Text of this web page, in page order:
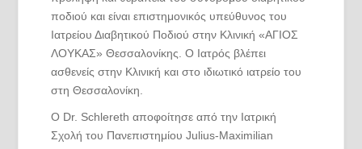
ποδιού και είναι επιστημονικός υπεύθυνος του
Ιατρείου Διαβητικού Ποδιού στην Κλινική «ΑΓΙΟΣ
ΛΟΥΚΑΣ» Θεσσαλονίκης. Ο Ιατρός βλέπει
ασθενείς στην Κλινική και στο ιδιωτικό ιατρείο του
στη Θεσσαλονίκη.
Ο Dr. Schlereth αποφοίτησε από την Ιατρική
Σχολή του Πανεπιστημίου Julius-Maximilian